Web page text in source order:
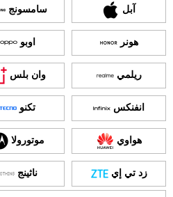
آبل سامسونج
هونر اوبو
ريلمي وان بلس
انفنكس تكنو
هواوي موتورولا
زد تي إي ناثينج